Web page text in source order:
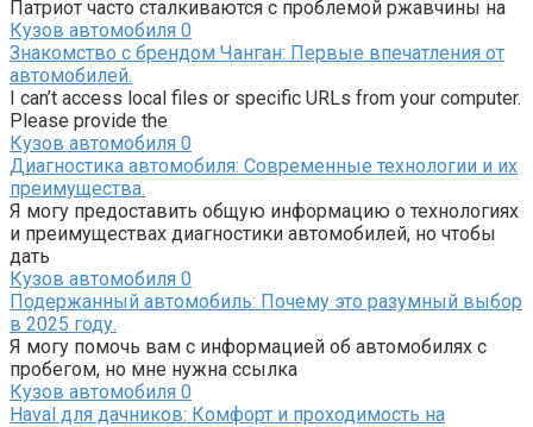
Патриот часто сталкиваются с проблемой ржавчины на
Кузов автомобиля 0
Знакомство с брендом Чанган: Первые впечатления от
автомобилей.
I can’t access local files or specific URLs from your computer.
Please provide the
Кузов автомобиля 0
Диагностика автомобиля: Современные технологии и их
преимущества.
Я могу предоставить общую информацию о технологиях
и преимуществах диагностики автомобилей, но чтобы
дать
Кузов автомобиля 0
Подержанный автомобиль: Почему это разумный выбор
в 2025 году.
Я могу помочь вам с информацией об автомобилях с
пробегом, но мне нужна ссылка
Кузов автомобиля 0
Haval для дачников: Комфорт и проходимость на